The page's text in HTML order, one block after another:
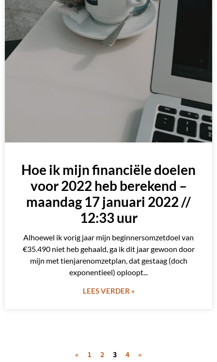
Hoe ik mijn financiële doelen
voor 2022 heb berekend –
maandag 17 januari 2022 //
12:33 uur
Alhoewel ik vorig jaar mijn beginnersomzetdoel van
€35.490 niet heb gehaald, ga ik dit jaar gewoon door
mijn met tienjarenomzetplan, dat gestaag (doch
exponentieel) oploopt
LEES VERDER »
« 1 2 3 4 »